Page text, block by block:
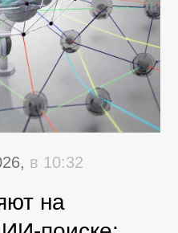
в 10:32
на